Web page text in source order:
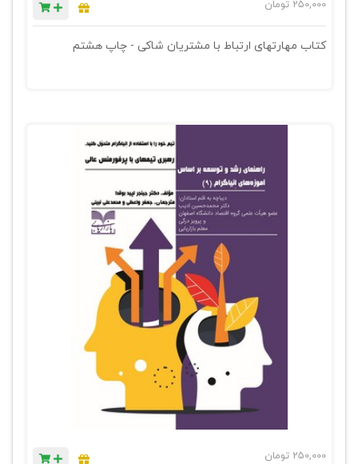
250,000 تومان
کتاب مهارتهای ارتباط با مشتریان شاکی - چاپ هشتم
250,000 تومان